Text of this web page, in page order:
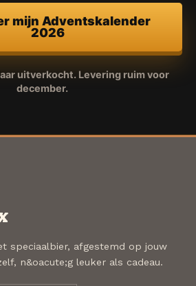
mijn Adventskalender
2026
uitverkocht. Levering ruim voor
december.
speciaalbier, afgestemd op jouw
n&oacute;g leuker als cadeau.